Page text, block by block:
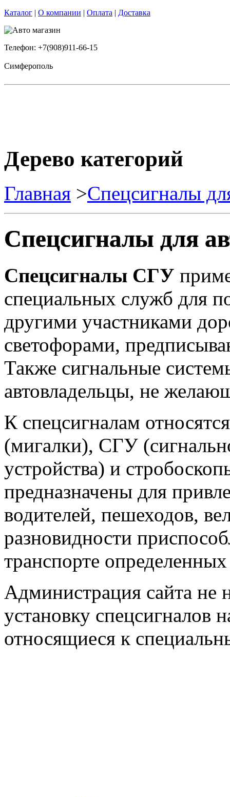
Каталог | О компании | Оплата | Доставка
Телефон: +7(908)911-66-15
Симферополь
Дерево категорий
Главная >Спецсигналы
Спецсигналы для
Спецсигналы СГУ
специальных служб для
другими участниками
светофорами,
Также сигнальные
автовладельцы, не
К спецсигналам
(мигалки), СГУ
устройства) и
предназначены для
водителей, пешеходов,
разновидности
транспорте
Администрация сайта не
установку спецсигналов
относящиеся к